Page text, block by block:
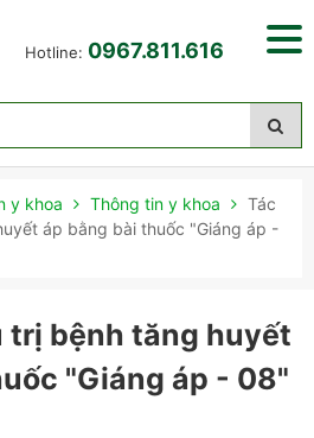
Hotline: 0967.811.616
y khoa Thông tin y khoa
Tác
áp bằng bài thuốc "Giáng áp -
trị bệnh tăng huyết
"Giáng áp - 08"